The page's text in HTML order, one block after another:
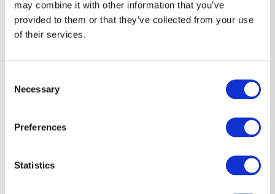
may combine it with other information that you’ve
provided to them or that they’ve collected from your use
of their services.
Selection
Necessary
Preferences
Statistics